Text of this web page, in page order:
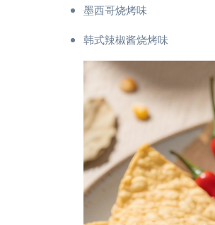
墨西哥烧烤味
韩式辣椒酱烧烤味